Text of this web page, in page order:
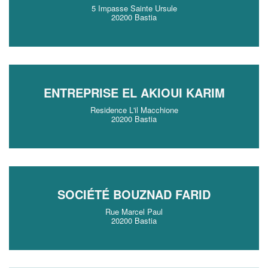
5 Impasse Sainte Ursule
20200 Bastia
ENTREPRISE EL AKIOUI KARIM
Residence L'il Macchione
20200 Bastia
SOCIÉTÉ BOUZNAD FARID
Rue Marcel Paul
20200 Bastia